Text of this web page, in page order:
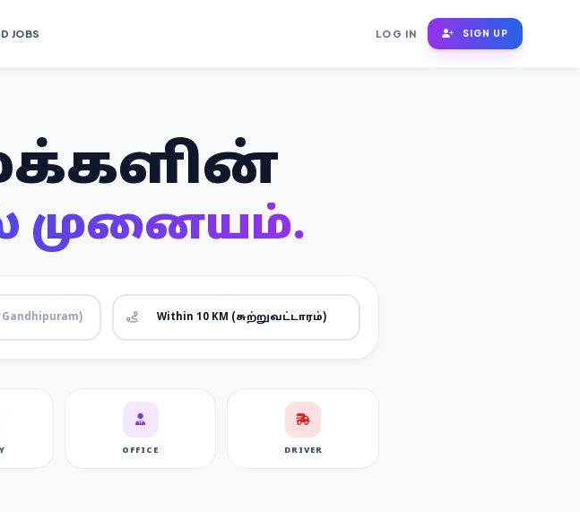
JOBS LOG IN SIGN UP
முனையம்.
OFFICE DRIVER